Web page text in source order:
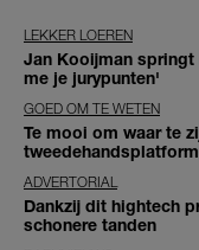
LEKKER LOEREN
Jan Kooijman springt
me je jurypunten'
GOED OM TE WETEN
Te mooi om waar te
ADVERTORIAL
Dankzij dit hightech
schonere tanden